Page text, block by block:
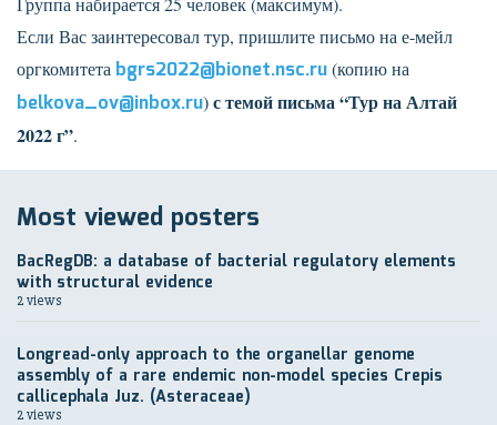
Если Вас заинтересовал тур, пришлите письмо на е-мейл
оргкомитета bgrs2022@bionet.nsc.ru(копию на
belkova_ov@inbox.ru)с темойписьма “Тур на Алтай
2022 г”.
Most viewed posters
BacRegDB: a database of bacterial regulatory elements
with structural evidence
2 views
Longread-only approach to the organellar genome
assembly of a rare endemic non-model species Crepis
callicephala Juz. (Asteraceae)
2 views